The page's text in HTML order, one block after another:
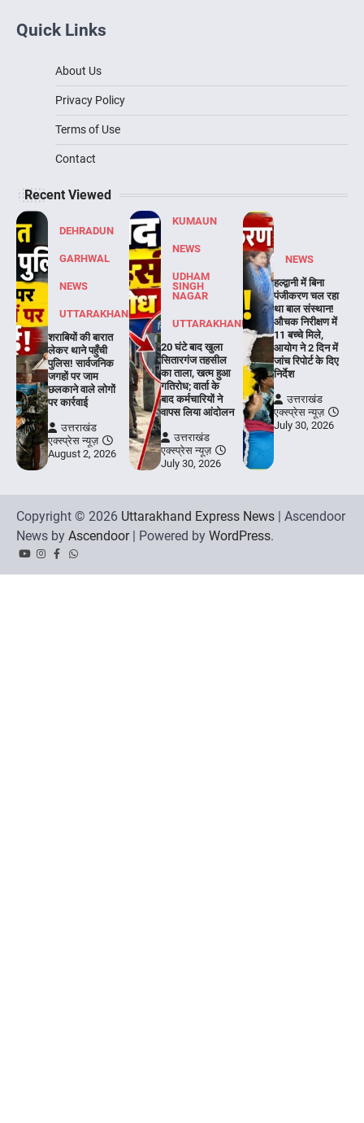
Quick Links
About Us
Privacy Policy
Terms of Use
Contact
Recent Viewed
DEHRADUN
GARHWAL
NEWS
UTTARAKHAND
शराबियों की बारात
लेकर थाने पहुँची
पुलिस! सार्वजनिक
जगहों पर जाम
छलकाने वाले लोगों
पर कार्रवाई
उत्तराखंड
एक्स्प्रेस न्यूज़
August 2, 2026
KUMAUN
NEWS
UDHAM
SINGH
NAGAR
UTTARAKHAND
20 घंटे बाद खुला
सितारगंज तहसील
का ताला, खत्म हुआ
गतिरोध; वार्ता के
बाद कर्मचारियों ने
वापस लिया आंदोलन
उत्तराखंड
एक्स्प्रेस न्यूज़
July 30, 2026
NEWS
हल्द्वानी में बिना
पंजीकरण चल रहा
था बाल संस्थान!
औचक निरीक्षण में
11 बच्चे मिले,
आयोग ने 2 दिन में
जांच रिपोर्ट के दिए
निर्देश
उत्तराखंड
एक्स्प्रेस न्यूज़
July 30, 2026
Copyright © 2026 Uttarakhand Express News | Ascendoor
News by Ascendoor| Powered by WordPress.
YouTubeInstagram
Facebook
Whatsapp